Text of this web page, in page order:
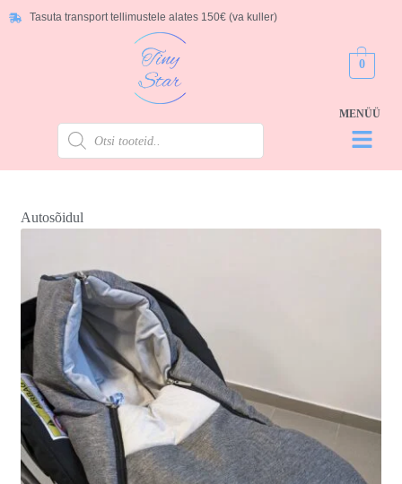
Tasuta transport tellimustele alates 150€ (va kuller)
0
Autosõidul